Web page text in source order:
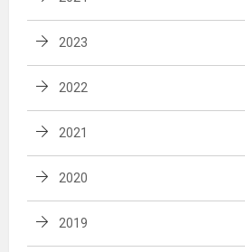
2023
2022
2021
2020
2019